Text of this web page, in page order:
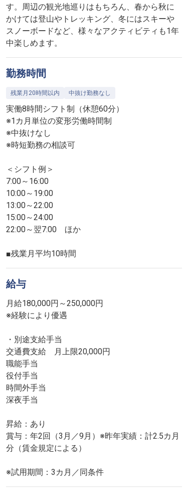
す。周辺の観光地巡りはもちろん、春から秋に
かけては登山やトレッキング、冬にはスキーや
スノーボードなど、様々なアクティビティも1年
中楽しめます。
勤務時間
残業月20時間以内 中抜け勤務なし
実働8時間シフト制（休憩60分）
※1カ月単位の変形労働時間制
※中抜けなし
※時短勤務の相談可
＜シフト例＞
7:00～16:00
10:00～19:00
13:00～22:00
15:00～24:00
22:00～翌7:00 ほか
■残業月平均10時間
給与
月給180,000円～250,000円
※経験により優遇
・別途支給手当
交通費支給 月上限20,000円
職能手当
役付手当
時間外手当
深夜手当
昇給：あり
賞与：年2回（3月／9月）※昨年実績：計2.5カ月
分（賃金規定による）
※試用期間：3カ月／同条件